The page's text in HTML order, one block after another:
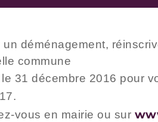
un déménagement,
commune
31 décembre 2016 pour
vous en mairie ou sur